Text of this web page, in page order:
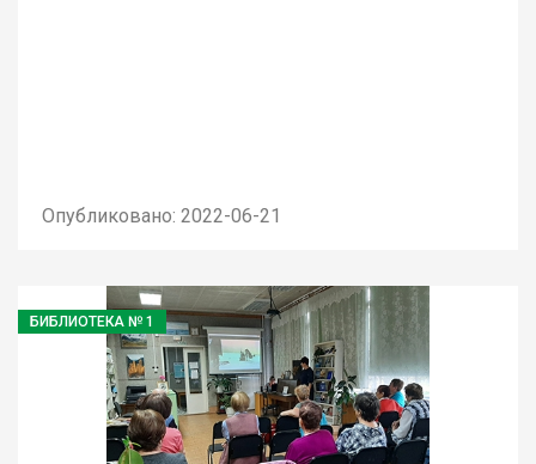
Опубликовано: 2022-06-21
БИБЛИОТЕКА № 1